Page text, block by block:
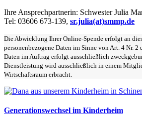
Ihre Ansprechpartnerin: Schwester Julia
Tel: 03606 673-139, sr.julia(at)smmp.de
Die Abwicklung Ihrer Online-Spende erfolgt an
personenbezogene Daten im Sinne von Art. 4 Nr.
Daten im Auftrag erfolgt ausschließlich
Dienstleistung wird ausschließlich in einem
Wirtschaftsraum erbracht.
Generationswechsel im Kinderheim